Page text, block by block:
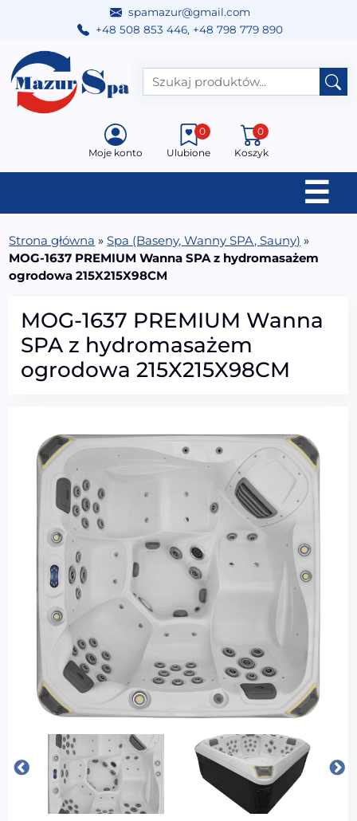
spamazur@gmail.com
+48 508 853 446, +48 798 779 890
Przejdź do treści
Main Navigation
Moje konto Ulubione
0
Koszyk
0
☰
Strona główna »Spa (Baseny, Wanny SPA, Sauny) »
MOG-1637 PREMIUM Wanna SPA z hydromasażem
ogrodowa 215X215X98CM
MOG-1637 PREMIUM Wanna
SPA z hydromasażem
ogrodowa 215X215X98CM